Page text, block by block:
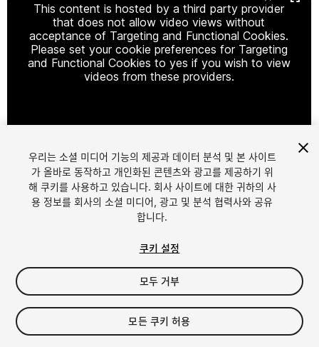
This content is hosted by a third party provider
that does not allow video views without
acceptance of Targeting and Functional Cookies.
Please set your cookie preferences for Targeting
and Functional Cookies to yes if you wish to view
videos from these providers.
1/8
$30
세금/부가세는 결제 시 반영됩니다.
우리는 소셜 미디어 기능의 제공과 데이터 분석 및 본 사이트
가 올바로 동작하고 개인화된 콘텐츠와 광고를 제공하기 위
해 쿠키를 사용하고 있습니다. 회사 사이트에 대한 귀하의 사
용 정보를 회사의 소셜 미디어, 광고 및 분석 협력사와 공유
합니다.
쿠키 설정
모두 거부
모든 쿠키 허용